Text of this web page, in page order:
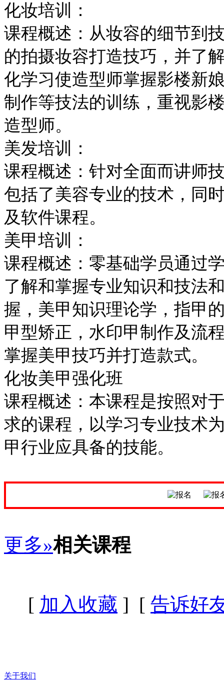
化妆培训：
课程概述：从妆容的细节到
的拍摄妆容打造技巧，并了
化学习使造型师掌握影楼新
制作等技法的训练，重视影
造型师。
美发培训：
课程概述：针对全面而讲师
包括了美容专业的技术，同
及软件课程。
美甲培训：
课程概述：零基础学员通过
了解和掌握专业知识和技法
握，美甲知识理论学，指甲
甲型矫正，水印甲制作及流
掌握美甲技巧并打造款式。
化妆美甲强化班
课程概述：本课程是按照对
求的课程，以学习专业技术
甲行业应具备的技能。
更多»相关课程
[ 加入收藏 ] [ 告诉好
关于我们